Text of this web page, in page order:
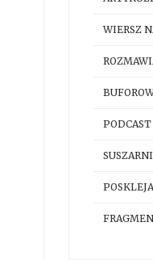
WIERSZ
PODCAST